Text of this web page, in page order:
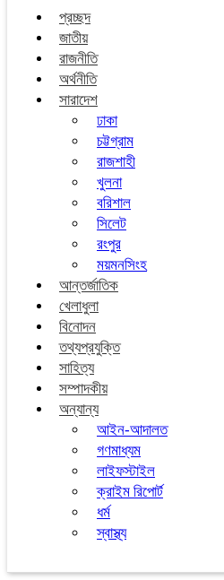
প্রচ্ছদ
জাতীয়
রাজনীতি
অর্থনীতি
সারাদেশ
ঢাকা
চট্টগ্রাম
রাজশাহী
খুলনা
বরিশাল
সিলেট
রংপুর
ময়মনসিংহ
আন্তর্জাতিক
খেলাধুলা
বিনোদন
তথ্যপ্রযুক্তি
সাহিত্য
সম্পাদকীয়
অন্যান্য
আইন-আদালত
গণমাধ্যম
লাইফস্টাইল
ক্রাইম রিপোর্ট
ধর্ম
স্বাস্থ্য